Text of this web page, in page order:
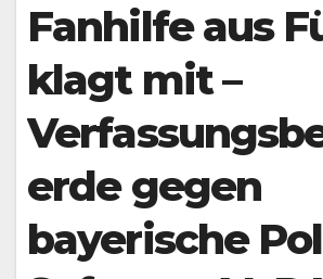
Fanhilfe aus
klagt mit –
erde gegen
bayerische